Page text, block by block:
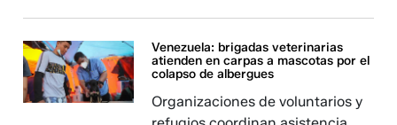
Venezuela: brigadas veterinarias
atienden en carpas a mascotas por el
colapso de albergues
Organizaciones de voluntarios y